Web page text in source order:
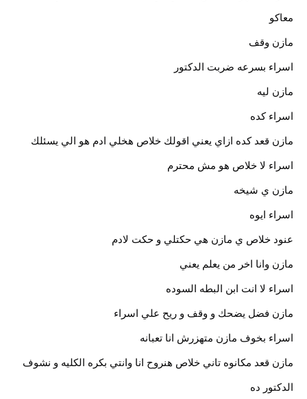
معاكو
مازن وقف
اسراء بسرعه ضربت الدكتور
مازن ليه
اسراء كده
مازن قعد كده ازاي يعني اقولك خلاص هخلي ادم هو الي يسئلك
اسراء لا خلاص هو مش محترم
مازن ي شيخه
اسراء ايوه
عنود خلاص ي مازن هي حكتلي و حكت لادم
مازن وانا اخر من يعلم يعني
اسراء لا انت ابن البطه السوده
مازن فضل يضحك و وقف و ريح علي اسراء
اسراء بخوف مازن متهزرش انا تعبانه
مازن قعد مكانوه تاني خلاص هنروح انا وانتي بكره الكليه و نشوف
الدكتور ده